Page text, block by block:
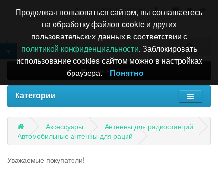
+7 495 196-63-51
Товаров: 0 (0.00р.)
Категории
Аксессуары
Антенны для радиостанций
Автомобильные антенны для раций
Уважаемые покупатели!
Продолжая пользоваться сайтом, вы соглашаетесь
на обработку файлов cookie и других
пользовательских данных в соответствии с
политикой конфиденциальности. Заблокировать
использование cookies сайтом можно в настройках
браузера.
Понятно